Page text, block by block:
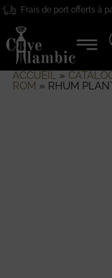
Frais de port offerts à
ACCUEIL»
ROM » RHUM